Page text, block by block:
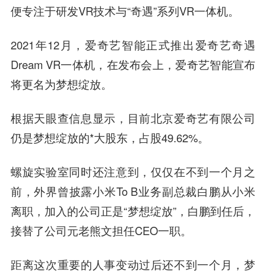
便专注于研发VR技术与“奇遇”系列VR一体机。
2021年12月，爱奇艺智能正式推出爱奇艺奇遇
Dream VR一体机，在发布会上， 爱奇艺智能宣布
将更名为梦想绽放。
根据天眼查信息显示，目前北京爱奇艺有限公司
仍是梦想绽放的*大股东，占股49.62%。
螺旋实验室同时还注意到，仅仅在不到一个月之
前，外界曾披露小米To B业务副总裁白鹏从小米
离职，加入的公司正是“梦想绽放”，白鹏到任后，
接替了公司元老熊文担任CEO一职。
距离这次重要的人事变动过后还不到一个月，梦